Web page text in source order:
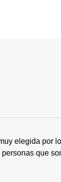
elegida por
que